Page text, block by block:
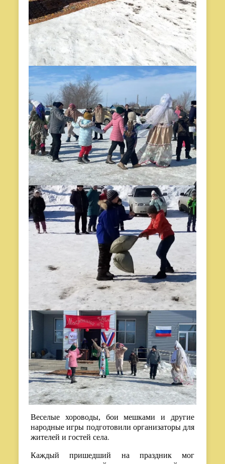
Веселые хороводы, бои мешками и другие
народные игры подготовили организаторы для
жителей и гостей села.
Каждый пришедший на праздник мог